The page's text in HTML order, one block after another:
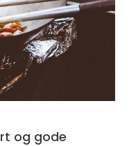
og gode